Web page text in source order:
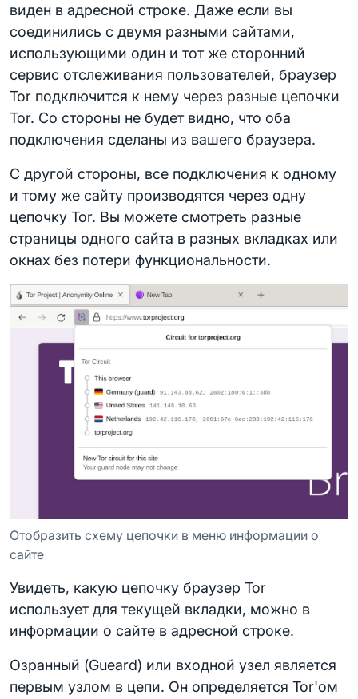
виден в адресной строке. Даже если вы
соединились с двумя разными сайтами,
использующими один и тот же сторонний
сервис отслеживания пользователей, браузер
Tor подключится к нему через разные цепочки
Tor. Со стороны не будет видно, что оба
подключения сделаны из вашего браузера.
С другой стороны, все подключения к одному
и тому же сайту производятся через одну
цепочку Tor. Вы можете смотреть разные
страницы одного сайта в разных вкладках или
окнах без потери функциональности.
Отобразить схему цепочки в меню информации о
сайте
Увидеть, какую цепочку браузер Tor
использует для текущей вкладки, можно в
информации о сайте в адресной строке.
Озранный (Gueard) или входной узел является
первым узлом в цепи. Он определяется Tor'ом